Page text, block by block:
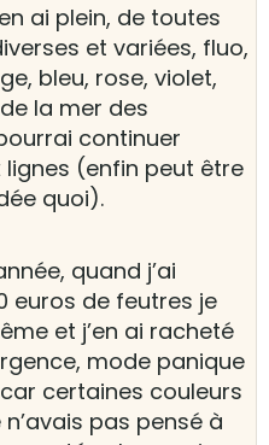
ai plein, de toutes
et variées, fluo,
bleu, rose, violet,
la mer des
continuer
(enfin peut être
quoi).
quand j’ai
euros de feutres je
et j’en ai racheté
mode panique
certaines couleurs
pas pensé à